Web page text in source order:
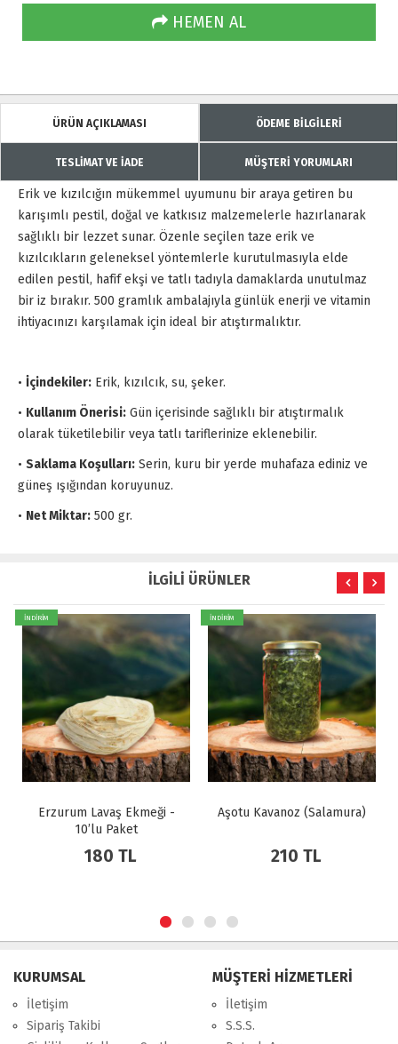
HEMEN AL
ÜRÜN AÇIKLAMASI ÖDEME BİLGİLERİ
TESLİMAT VE İADE MÜŞTERİ YORUMLARI
Erik ve kızılcığın mükemmel uyumunu bir araya getiren bu
karışımlı pestil, doğal ve katkısız malzemelerle hazırlanarak
sağlıklı bir lezzet sunar. Özenle seçilen taze erik ve
kızılcıkların geleneksel yöntemlerle kurutulmasıyla elde
edilen pestil, hafif ekşi ve tatlı tadıyla damaklarda unutulmaz
bir iz bırakır. 500 gramlık ambalajıyla günlük enerji ve vitamin
ihtiyacınızı karşılamak için ideal bir atıştırmalıktır.
• İçindekiler: Erik, kızılcık, su, şeker.
• Kullanım Önerisi: Gün içerisinde sağlıklı bir atıştırmalık
olarak tüketilebilir veya tatlı tariflerinize eklenebilir.
• Saklama Koşulları: Serin, kuru bir yerde muhafaza ediniz ve
güneş ışığından koruyunuz.
• Net Miktar: 500 gr.
İLGİLİ ÜRÜNLER
İNDİRİM
Aşotu Kavanoz (Salamura)
210 TL
İNDİRİM
Bol Cevizli Köme (Cevizli
450 TL
KURUMSAL
İletişim
Sipariş Takibi
MÜŞTERİ HİZMETLERİ
İletişim
S.S.S.